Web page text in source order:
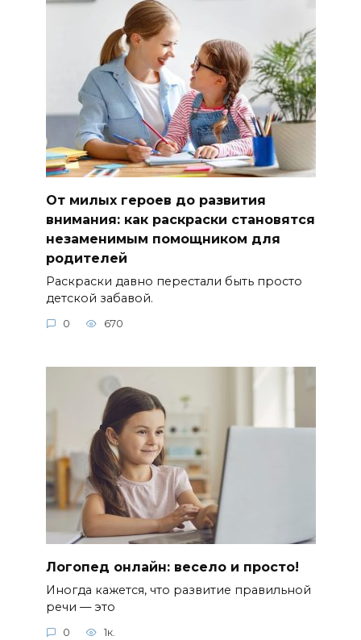
От милых героев до развития
внимания: как раскраски становятся
незаменимым помощником для
родителей
Раскраски давно перестали быть просто
детской забавой.
0 670
Логопед онлайн: весело и просто!
Иногда кажется, что развитие правильной
речи — это
0 1к.